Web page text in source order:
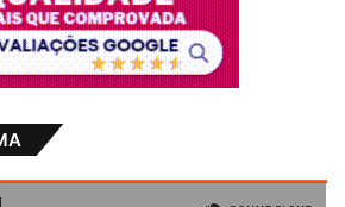
realizados em
(BA), São Paulo (SP)
(RJ), além de ações sociais
de 1,4 mil crianças e
Idade, com atividades
bem-estar de idosos.